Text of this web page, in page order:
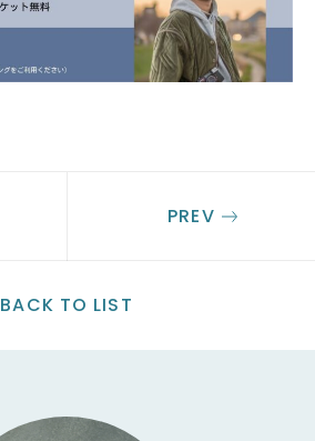
BACK TO LIST
PREV